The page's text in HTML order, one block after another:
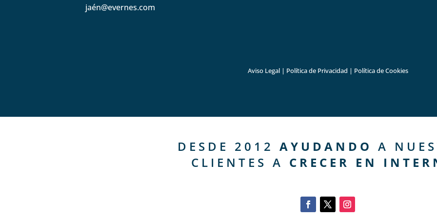
jaén@evernes.com
Aviso Legal| Política de Privacidad | Política de Cookies
DESDE 2012 AYUDANDO A
CLIENTES A CRECER EN